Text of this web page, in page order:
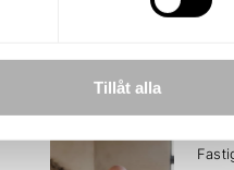
Tillåt alla